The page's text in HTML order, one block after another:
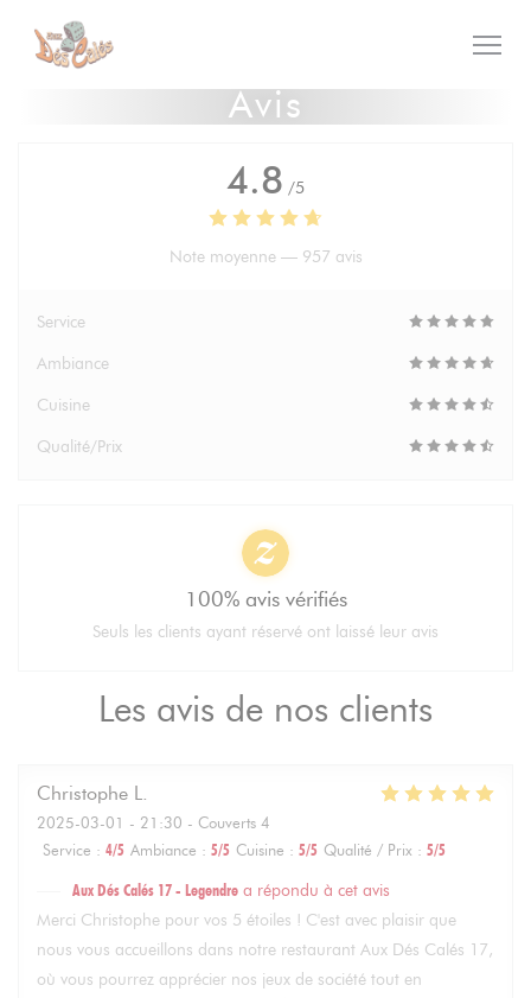
Personnalisation de vos choix en matière de cookies
Avis
Les avis de nos clients
Christophe L
2025-03-01 - 21:30 - Couverts 4
Service : 4/5 Ambiance : 5/5 Cuisine : 5/5 Qualité / Prix : 5/5
Aux Dés Calés 17 - Legendre a répondu à cet avis
Merci Christophe pour vos 5 étoiles ! C'est avec plaisir que
nous vous accueillons dans notre restaurant Aux Dés Calés 17,
où vous pourrez apprécier nos jeux de société tout en
4.8 /5
Note moyenne — 957 avis
Service
Ambiance
Cuisine
Qualité/Prix
100% avis vérifiés
Seuls les clients ayant réservé ont laissé leur avis